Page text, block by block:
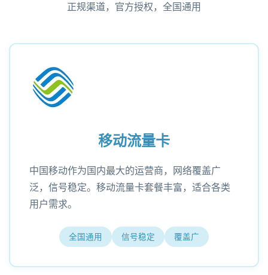
正规渠道，官方授权，全国通用
移动流量卡
中国移动作为国内最大的运营商，网络覆盖广
泛，信号稳定。移动流量卡套餐丰富，适合各类
用户需求。
全国通用 信号稳定 覆盖广